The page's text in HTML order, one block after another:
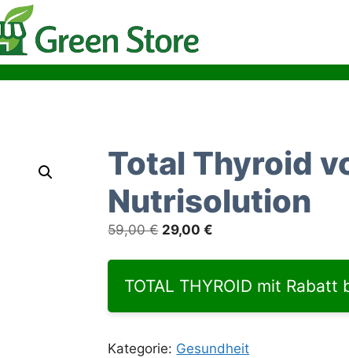
Total Thyroid
Nutrisolution
59,00€ Ursprünglicher
59,00 €
29,00€
29,00 €.
TOTAL THYROID mit Rabatt
Kategorie: Gesundheit